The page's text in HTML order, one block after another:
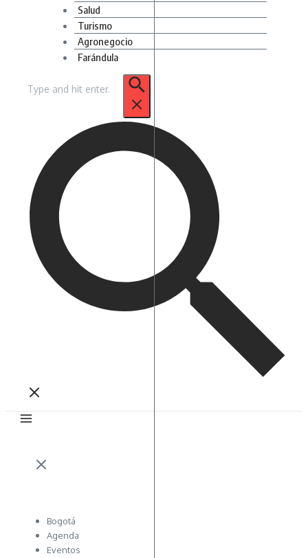
Salud
Turismo
Agronegocio
Farándula
Bogotá
Agenda
Eventos